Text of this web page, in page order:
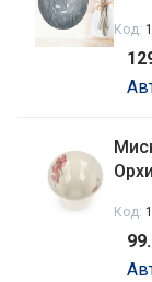
Код:
Код: